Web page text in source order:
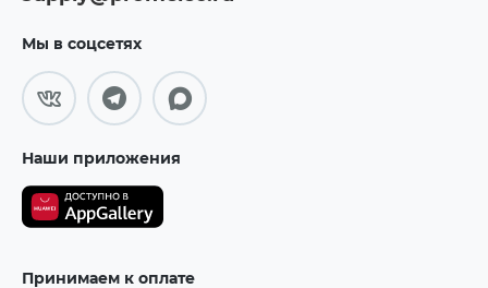
Мы в соцсетях
Наши приложения
Принимаем к оплате